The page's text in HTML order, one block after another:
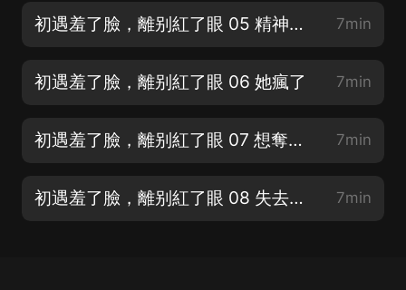
初遇羞了臉，離别紅了眼 05 精神病院 7min
初遇羞了臉，離别紅了眼 06 她瘋了 7min
初遇羞了臉，離别紅了眼 07 想奪回他 7min
初遇羞了臉，離别紅了眼 08 失去才知道 7min